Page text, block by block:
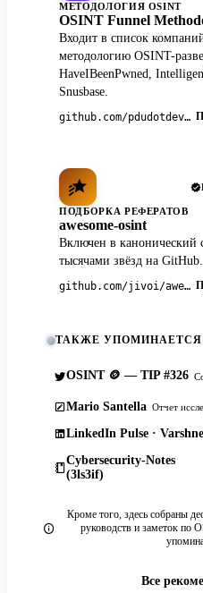
МЕТОДОЛОГИЯ OSINT
OSINT Funnel
Входит в список
методологию OSINT-
HaveIBeenPwned,
Snusbase.
github.com/pdudotdev/ofm
ПОДБОРКА РЕФЕРАТОВ
awesome-osint
Включен в канонический
тысячами звёзд на GitHub.
github.com/jivoi/awesome-osint
ТАКЖЕ УПОМИНАЕТСЯ
OSINT 🪙 — TIP #326
Mario Santella Отчет
LinkedIn Pulse ·
Cybersecurity-Notes
(3ls3if)
Кроме того, здесь собраны
руководств и заметок по
Все